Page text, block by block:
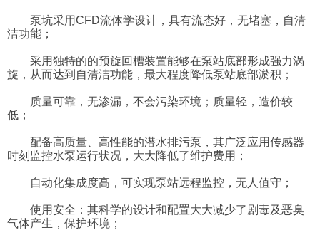
泵坑采用CFD流体学设计，具有流态好，无堵塞，自清
洁功能；
采用独特的的预旋回槽装置能够在泵站底部形成强力涡
旋，从而达到自清洁功能，最大程度降低泵站底部淤积；
质量可靠，无渗漏，不会污染环境；质量轻，造价较
低；
配备高质量、高性能的潜水排污泵，其广泛应用传感器
时刻监控水泵运行状况，大大降低了维护费用；
自动化集成度高，可实现泵站远程监控，无人值守；
使用安全：其科学的设计和配置大大减少了剧毒及恶臭
气体产生，保护环境；